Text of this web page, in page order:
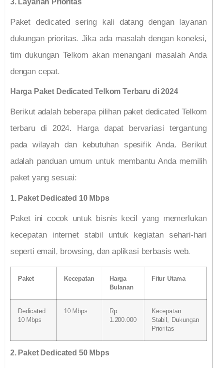
Paket dedicated sering kali datang dengan layanan
dukungan prioritas. Jika ada masalah dengan koneksi,
tim dukungan Telkom akan menangani masalah Anda
dengan cepat.
Harga Paket Dedicated Telkom Terbaru di 2024
Berikut adalah beberapa pilihan paket dedicated Telkom
terbaru di 2024. Harga dapat bervariasi tergantung
pada wilayah dan kebutuhan spesifik Anda. Berikut
adalah panduan umum untuk membantu Anda memilih
paket yang sesuai:
1. Paket Dedicated 10 Mbps
Paket ini cocok untuk bisnis kecil yang memerlukan
kecepatan internet stabil untuk kegiatan sehari-hari
seperti email, browsing, dan aplikasi berbasis web.
Paket Kecepatan
Harga
Bulanan
Fitur Utama
Dedicated
10 Mbps
10 Mbps
Rp
1.200.000
Kecepatan
Stabil, Dukungan
Prioritas
2. Paket Dedicated 50 Mbps